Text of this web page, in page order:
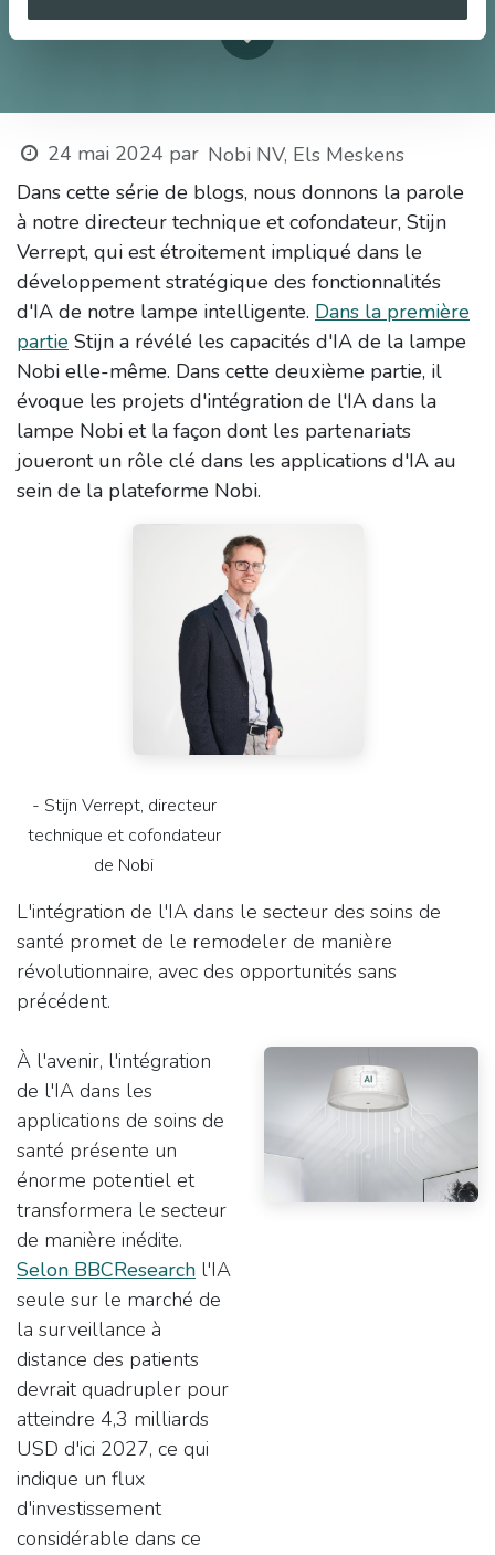
24 mai 2024 par Nobi NV, Els Meskens
Dans cette série de blogs, nous donnons la parole
à notre directeur technique et cofondateur, Stijn
Verrept, qui est étroitement impliqué dans le
développement stratégique des fonctionnalités
d'IA de notre lampe intelligente. Dans la première
partie Stijn a révélé les capacités d'IA de la lampe
Nobi elle-même. Dans cette deuxième partie, il
évoque les projets d'intégration de l'IA dans la
lampe Nobi et la façon dont les partenariats
joueront un rôle clé dans les applications d'IA au
sein de la plateforme Nobi.
- Stijn Verrept, directeur
technique et cofondateur
de Nobi
L'intégration de l'IA dans le secteur des soins de
santé promet de le remodeler de manière
révolutionnaire, avec des opportunités sans
précédent.
À l'avenir, l'intégration
de l'IA dans les
applications de soins de
santé présente un
énorme potentiel et
transformera le secteur
de manière inédite.
Selon BBCResearch l'IA
seule sur le marché de
la surveillance à
distance des patients
devrait quadrupler pour
atteindre 4,3 milliards
USD d'ici 2027, ce qui
indique un flux
d'investissement
considérable dans ce